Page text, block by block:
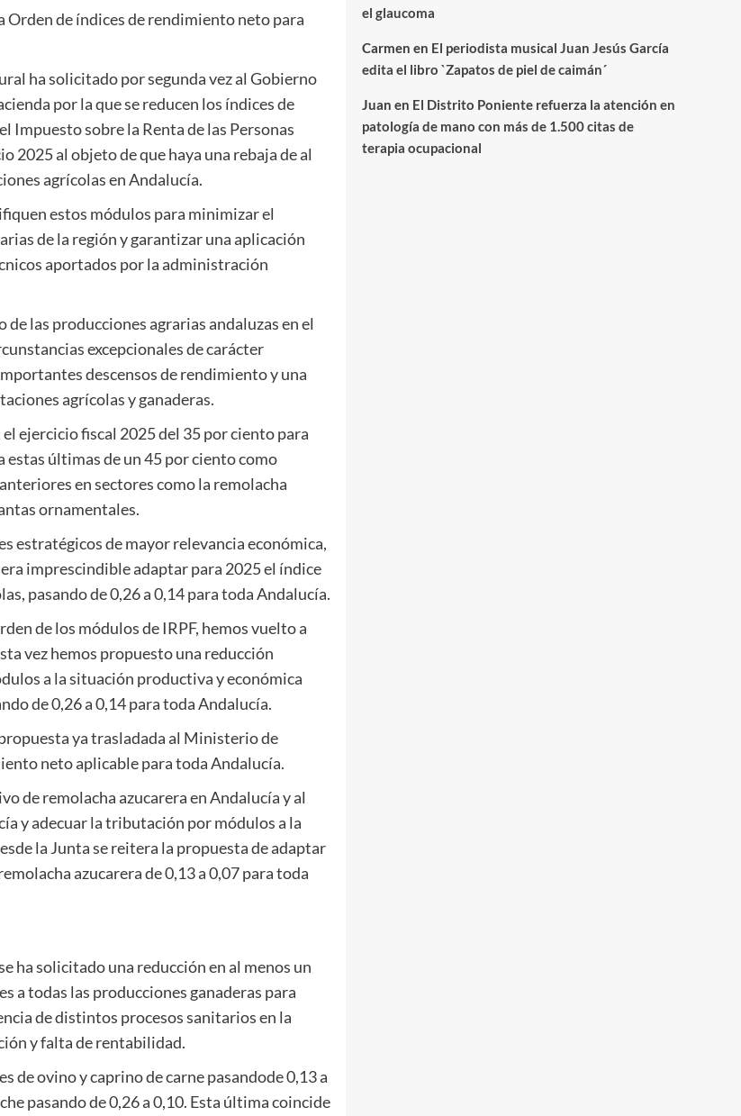
de índices de rendimiento neto para
ha solicitado por segunda vez al Gobierno
por la que se reducen los índices de
sobre la Renta de las Personas
2025 al objeto de que haya una rebaja de al
agrícolas en Andalucía.
estos módulos para minimizar el
de la región y garantizar una aplicación
aportados por la administración
las producciones agrarias andaluzas en el
excepcionales de carácter
descensos de rendimiento y una
agrícolas y ganaderas.
ejercicio fiscal 2025 del 35 por ciento para
últimas de un 45 por ciento como
en sectores como la remolacha
ornamentales.
estratégicos de mayor relevancia económica,
imprescindible adaptar para 2025 el índice
pasando de 0,26 a 0,14 para toda Andalucía.
de los módulos de IRPF, hemos vuelto a
vez hemos propuesto una reducción
a la situación productiva y económica
de 0,26 a 0,14 para toda Andalucía.
ya trasladada al Ministerio de
neto aplicable para toda Andalucía.
de remolacha azucarera en Andalucía y al
y adecuar la tributación por módulos a la
la Junta se reitera la propuesta de adaptar
azucarera de 0,13 a 0,07 para toda
ha solicitado una reducción en al menos un
a todas las producciones ganaderas para
de distintos procesos sanitarios en la
y falta de rentabilidad.
de ovino y caprino de carne pasandode 0,13 a
pasando de 0,26 a 0,10. Esta última coincide
el glaucoma
Carmen en El periodista musical Juan Jesús García
edita el libro `Zapatos de piel de caimán´
Juan en El Distrito Poniente refuerza la atención en
patología de mano con más de 1.500 citas de
terapia ocupacional